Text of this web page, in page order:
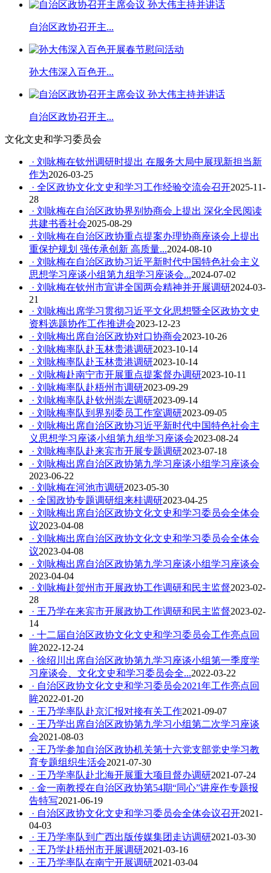
自治区政协召开主...
孙大伟深入百色开...
自治区政协召开主...
文化文史和学习委员会
· 刘咏梅在钦州调研时提出 在服务大局中展现新担当新
作为2026-03-25
· 全区政协文化文史和学习工作经验交流会召开2025-11-
28
· 刘咏梅在自治区政协界别协商会上提出 深化全民阅读
共建书香社会2025-08-29
· 刘咏梅在自治区政协重点提案办理协商座谈会上提出
重保护规划 强传承创新 高质量...2024-08-10
· 刘咏梅在自治区政协习近平新时代中国特色社会主义
思想学习座谈小组第九组学习座谈会...2024-07-02
· 刘咏梅在钦州市宣讲全国两会精神并开展调研2024-03-
21
· 刘咏梅出席学习贯彻习近平文化思想暨全区政协文史
资料选题协作工作推进会2023-12-23
· 刘咏梅出席自治区政协对口协商会2023-10-26
· 刘咏梅率队赴玉林贵港调研2023-10-14
· 刘咏梅率队赴玉林贵港调研2023-10-14
· 刘咏梅赴南宁市开展重点提案督办调研2023-10-11
· 刘咏梅率队赴梧州市调研2023-09-29
· 刘咏梅率队赴钦州崇左调研2023-09-14
· 刘咏梅率队到界别委员工作室调研2023-09-05
· 刘咏梅出席自治区政协习近平新时代中国特色社会主
义思想学习座谈小组第九组学习座谈会2023-08-24
· 刘咏梅率队赴来宾市开展专题调研2023-07-18
· 刘咏梅出席自治区政协第九学习座谈小组学习座谈会
2023-06-22
· 刘咏梅在河池市调研2023-05-30
· 全国政协专题调研组来桂调研2023-04-25
· 刘咏梅出席自治区政协文化文史和学习委员会全体会
议2023-04-08
· 刘咏梅出席自治区政协文化文史和学习委员会全体会
议2023-04-08
· 刘咏梅出席自治区政协第九学习座谈小组学习座谈会
2023-04-04
· 刘咏梅赴贺州市开展政协工作调研和民主监督2023-02-
28
· 王乃学在来宾市开展政协工作调研和民主监督2023-02-
14
· 十二届自治区政协文化文史和学习委员会工作亮点回
眸2022-12-24
· 徐绍川出席自治区政协第九学习座谈小组第一季度学
习座谈会、文化文史和学习委员会全...2022-03-22
· 自治区政协文化文史和学习委员会2021年工作亮点回
眸2022-01-20
· 王乃学率队赴京汇报对接有关工作2021-09-07
· 王乃学出席自治区政协第九学习小组第二次学习座谈
会2021-08-03
· 王乃学参加自治区政协机关第十六党支部党史学习教
育专题组织生活会2021-07-30
· 王乃学率队赴北海开展重大项目督办调研2021-07-24
· 金一南教授在自治区政协第54期“同心”讲座作专题报
告特写2021-06-19
· 自治区政协文化文史和学习委员会全体会议召开2021-
04-03
· 王乃学率队到广西出版传媒集团走访调研2021-03-30
· 王乃学赴梧州市开展调研2021-03-16
· 王乃学率队在南宁开展调研2021-03-04